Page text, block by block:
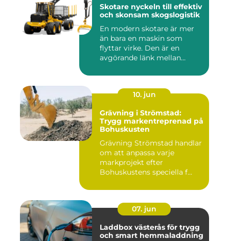
Skotare nyckeln till effektiv
och skonsam skogslogistik
En modern skotare är mer
än bara en maskin som
flyttar virke. Den är en
avgörande länk mellan
10. jun
Grävning i Strömstad:
Trygg markentreprenad på
Bohuskusten
Grävning Strömstad handlar
om att anpassa varje
markprojekt efter
Bohuskustens speciella f...
07. jun
Laddbox västerås för trygg
och smart hemmaladdning